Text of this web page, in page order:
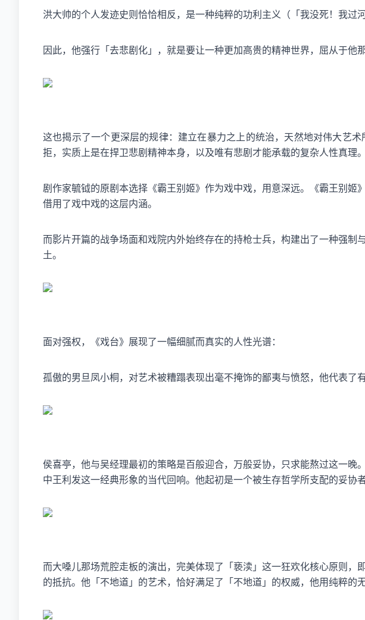
洪大帅的个人发迹史则恰恰相反，是一种纯粹的功利主义（「我没死！我过
因此，他强行「去悲剧化」，就是要让一种更加高贵的精神世界，屈从于他
这也揭示了一个更深层的规律：建立在暴力之上的统治，天然地对伟大艺
拒，实质上是在捍卫悲剧精神本身，以及唯有悲剧才能承载的复杂人性真理。
剧作家毓钺的原剧本选择《霸王别姬》作为戏中戏，用意深远。《霸王别
借用了戏中戏的这层内涵。
而影片开篇的战争场面和戏院内外始终存在的持枪士兵，构建出了一种强
土。
面对强权，《戏台》展现了一幅细腻而真实的人性光谱：
孤傲的男旦凤小桐，对艺术被糟蹋表现出毫不掩饰的鄙夷与愤怒，他代表了
侯喜亭，他与吴经理最初的策略是百般迎合，万般妥协，只求能熬过这一晚
中王利发这一经典形象的当代回响。他起初是一个被生存哲学所支配的妥协
而大嗓儿那场荒腔走板的演出，完美体现了「亵渎」这一狂欢化核心原则
的抵抗。他「不地道」的艺术，恰好满足了「不地道」的权威，他用纯粹的